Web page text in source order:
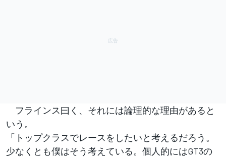
フラインス曰く、それには論理的な理由があると
いう。
「トップクラスでレースをしたいと考えるだろう。
少なくとも僕はそう考えている。個人的にはGT3の